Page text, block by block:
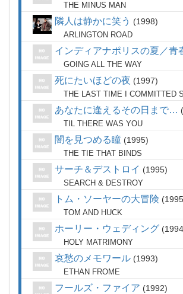
THE MINUS MAN
隣人は静かに笑う 1998
ARLINGTON ROAD
インディアナポリスの夏／青
GOING ALL THE WAY
死にたいほどの夜 1997
THE LAST TIME I COMMITTED
あなたに逢えるその日まで…
TIL THERE WAS YOU
闇を見つめる瞳 1995
THE TIE THAT BINDS
サーチ＆デストロイ 1995
SEARCH & DESTROY
トム・ソーヤーの大冒険 1995
TOM AND HUCK
ホーリー・ウェディング 1994
HOLY MATRIMONY
哀愁のメモワール 1993
ETHAN FROME
フールズ・ファイア 1992